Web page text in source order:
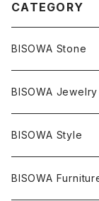
CATEGORY
BISOWA Stone
マスタークリスタル
エレスチャル
ライトニング
石の種類別
アメジスト
産地別
BISOWA Jewelry
ネックレス／ペンダ
宇佐美聖子
ピアス
BISOWA Style
ONE PIECE
BISOWA